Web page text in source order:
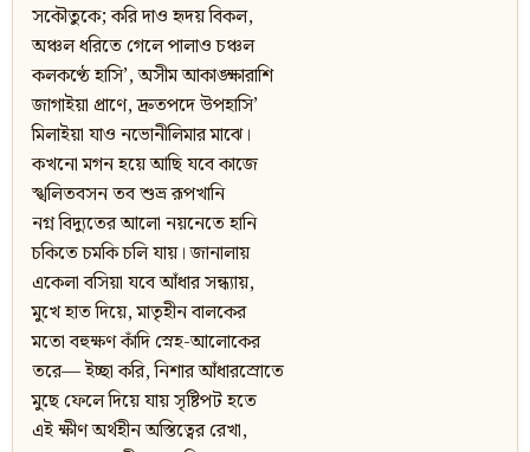
সকৌতুকে; করি দাও হৃদয় বিকল,
অঞ্চল ধরিতে গেলে পালাও চঞ্চল
কলকণ্ঠে হাসি’, অসীম আকাঙ্ক্ষারাশি
জাগাইয়া প্রাণে, দ্রুতপদে উপহাসি’
মিলাইয়া যাও নভোনীলিমার মাঝে।
কখনো মগন হয়ে আছি যবে কাজে
স্খলিতবসন তব শুভ্র রূপখানি
নগ্ন বিদ্যুতের আলো নয়নেতে হানি
চকিতে চমকি চলি যায়। জানালায়
একেলা বসিয়া যবে আঁধার সন্ধ্যায়,
মুখে হাত দিয়ে, মাতৃহীন বালকের
মতো বহুক্ষণ কাঁদি স্নেহ-আলোকের
তরে— ইচ্ছা করি, নিশার আঁধারস্রোতে
মুছে ফেলে দিয়ে যায় সৃষ্টিপট হতে
এই ক্ষীণ অর্থহীন অস্তিত্বের রেখা,